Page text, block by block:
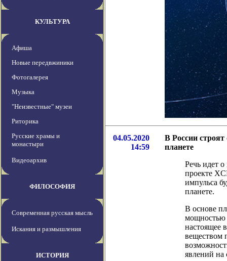
КУЛЬТУРА
Афиша
Новые передвжиники
Фотогалерея
Музыка
"Неизвестные" музеи
Риторика
Русские храмы и
монастыри
Видеоархив
ФИЛОСОФИЯ
Современная русская мысль
Искания и размышления
ИСТОРИЯ
04.05.2020
14:59
В России строят
планете
Речь идет
проекте
импульса
планете.
В основе
мощностью
настоящее
веществом
явлений на